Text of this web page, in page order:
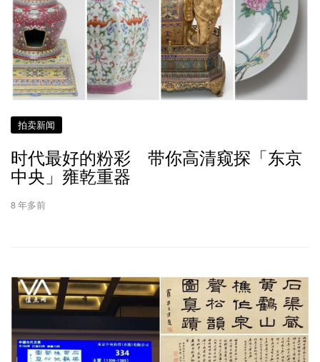
拍卖新闻
时代最好的粉彩 带你高清窥探「东京
中央」雍乾重器
8 年多前